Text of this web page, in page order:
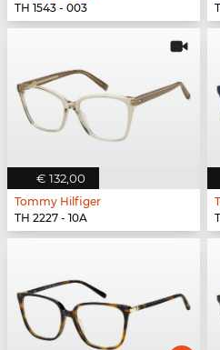
TH 1543 - 003
€ 132,00
Tommy Hilfiger
TH 2227 - 10A